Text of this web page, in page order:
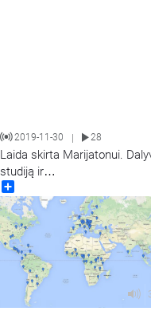
2019-11-30 | 28
Laida skirta Marijatonui.
studiją ir…